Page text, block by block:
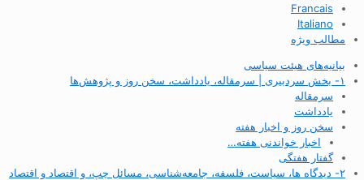
Francais
Italiano
مطالب ویژه
بیانیه‌های هیئت سیاسی
۱- بخش سردبیری | سرمقاله، یادداشت، سخن روز و پژوهش‌ها
سرمقاله
یادداشت
سخن روز و اخبار هفته
اخبار خواندنی هفته…
گفتار هفتگی
۲- دیدگاه ها، سیاست، فلسفه، جامعه‌شناسی، مسائل چپ، و اقتصاد و اقتصاد